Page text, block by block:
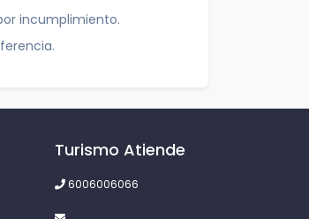
incumplimiento.
Turismo Atiende
6006006066